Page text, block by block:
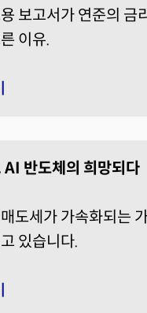
보고서가 연준의 금
이유.
AI 반도체의 희망되다
도세가 가속화되는
있습니다.